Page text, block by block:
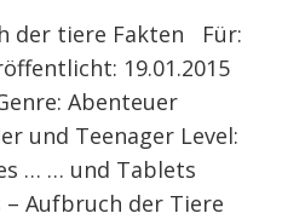
der tiere Fakten Für:
19.01.2015
Abenteuer
und Teenager Level:
… … und Tablets
Aufbruch der Tiere